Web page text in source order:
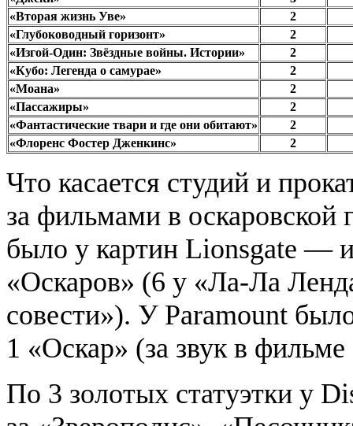
«Вторая жизнь Уве»
2
«Глубоководный горизонт»
2
«Изгой-Один: Звёздные войны. Истории»
2
«Кубо: Легенда о самурае»
2
«Моана»
2
«Пассажиры»
2
«Фантастические твари и где они обитают»
2
«Флоренс Фостер Дженкинс»
2
Что касается студий и
за фильмами в оскаровской
было у картин Lionsgate —
«Оскаров» (6 у «Ла-Ла
совести»). У Paramount
1 «Оскар» (за звук в
По 3 золотых статуэтки у